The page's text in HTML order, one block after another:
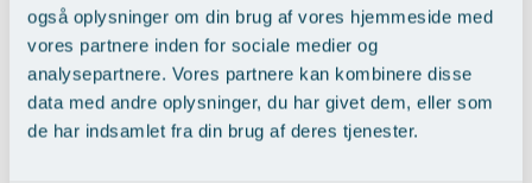
også oplysninger om din brug af vores hjemmeside med
vores partnere inden for sociale medier og
analysepartnere. Vores partnere kan kombinere disse
data med andre oplysninger, du har givet dem, eller som
de har indsamlet fra din brug af deres tjenester.
Kontakt Plastikkirurgisk Center
Skriv hvis du har spørgsmål til os og vores behandlinger.